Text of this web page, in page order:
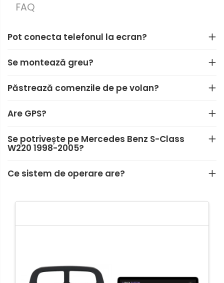
Isuzu
Volvo
Iveco
Navigații auto universale
FAQ
Pot conecta telefonul la ecran?
Se montează greu?
Păstrează comenzile de pe volan?
Are GPS?
Se potrivește pe Mercedes Benz S-Class
W220 1998-2005?
Ce sistem de operare are?